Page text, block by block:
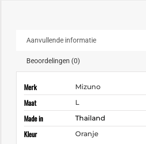
Aanvullende informatie
Beoordelingen (0)
Merk Mizuno
Maat L
Made in Thailand
Kleur Oranje